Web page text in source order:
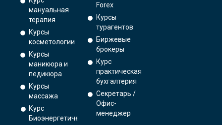
мануальная
терапия
Курсы
косметологии
Курсы
маникюра и
педикюра
Курсы
массажа
Курс
Биоэнергетический
Forex
Курсы
турагентов
Биржевые
брокеры
Курс
практическая
бухгалтерия
Секретарь /
Офис-
менеджер